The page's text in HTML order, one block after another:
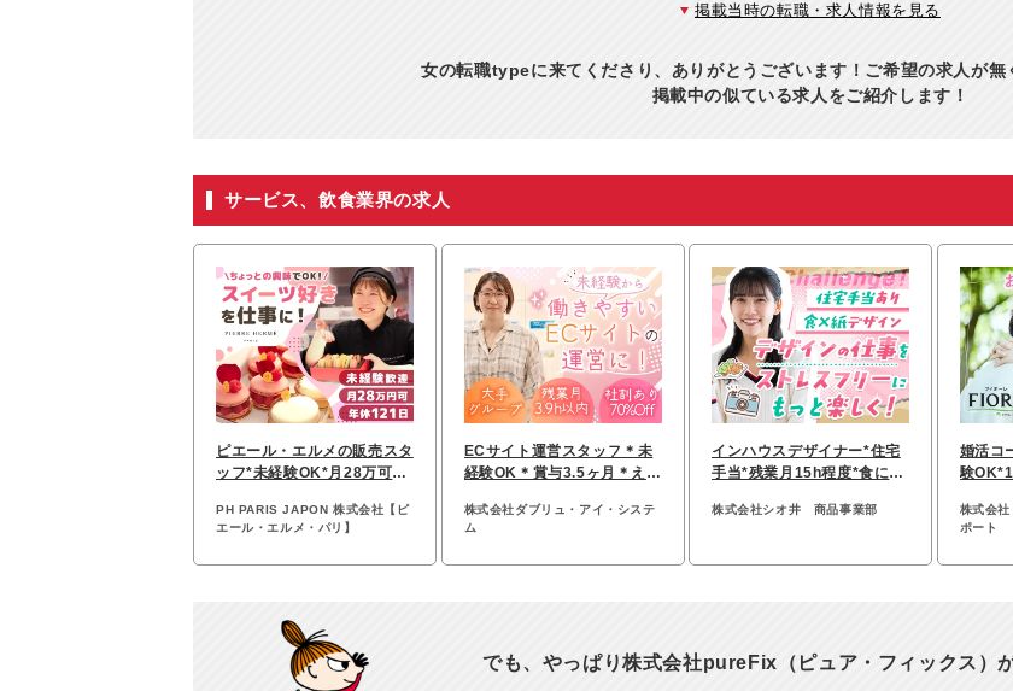
掲載当時の転職・求人情報を見る
女の転職typeに来てくださり、ありがとうございます！ご希望の求人が
掲載中の似ている求人をご紹介します！
サービス、飲食業界の求人
ピエール・エルメの販売スタ
ッフ*未経験OK*月28万可*
PH PARIS JAPON 株式会社【ピ
エール・エルメ・パリ】
ECサイト運営スタッフ＊未
経験OK＊賞与3.5ヶ月＊える
株式会社ダブリュ・アイ・システ
ム
インハウスデザイナー*住宅
手当*残業月15h程度*食に関
株式会社シオ井 商品事業部
婚活コ
験
株式会
ポート
でも、やっぱり株式会社pureFix（ピュア・フィックス）